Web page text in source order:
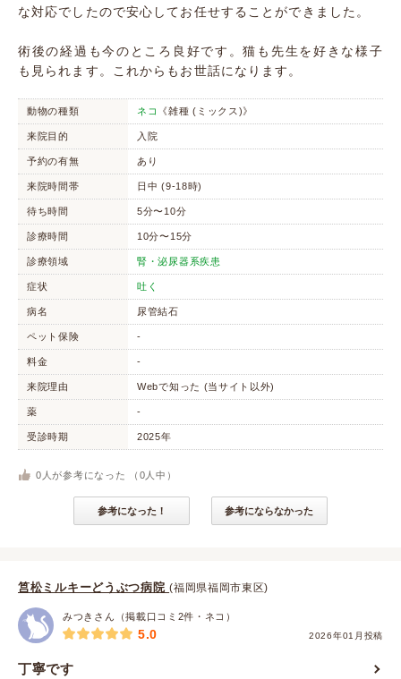
な対応でしたので安心してお任せすることができました。
術後の経過も今のところ良好です。猫も先生を好きな様子
も見られます。これからもお世話になります。
動物の種類 ネコ 《雑種 (ミックス)》
来院目的 入院
予約の有無 あり
来院時間帯 日中 (9-18時)
待ち時間 5分〜10分
診療時間 10分〜15分
診療領域 腎・泌尿器系疾患
症状 吐く
病名 尿管結石
ペット保険 -
料金 -
来院理由 Webで知った (当サイト以外)
薬 -
受診時期 2025年
0 人が参考になった （ 0 人中）
参考になった！ 参考にならなかった
筥松ミルキーどうぶつ病院(福岡県福岡市東区)
みつきさん（掲載口コミ2件・ネコ）
2026年01月投稿
5.0
丁寧です